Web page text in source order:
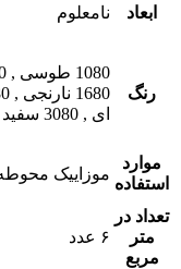
ابعاد نامعلوم
رنگ
1080 طوسی ,
1680 نارنجی
,
ای , 3080 سفید
موارد
استفاده
موزاییک
تعداد در
متر
مربع
۶ عدد